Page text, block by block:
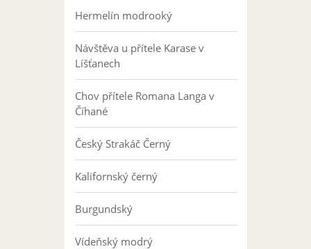
Hermelín modrooký
Návštěva u přítele Karase v
Líšťanech
Chov přítele Romana Langa v
Číhané
Český Strakáč Černý
Kalifornský černý
Burgundský
Vídeňský modrý